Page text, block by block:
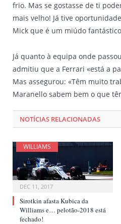
frio. Mas se gostasse de ti
mais velho! Já tive
Mick que é um miúdo
Já quanto à equipa onde
admitiu que a Ferrari «está a
Mas assegurou: «Têm muito
Maranello sabem bem o que
NOTÍCIAS RELACIONADAS
WILLIAMS
DEC 11, 2017
Sirotkin afasta Kubica da
Williams e… pelotão-2018 está
fechado!